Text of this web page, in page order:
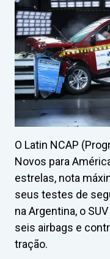
O Latin NCAP
Novos para
estrelas, nota
seus testes de
na Argentina, o
seis airbags e
tração.